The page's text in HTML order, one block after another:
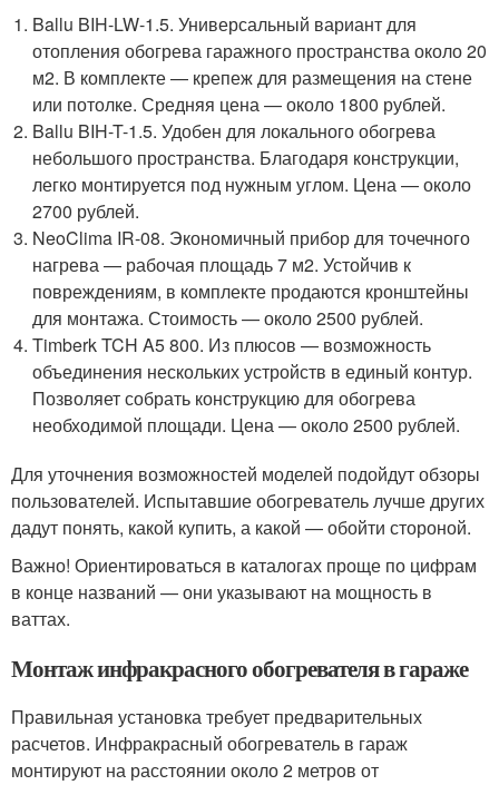
Ballu BIH-LW-1.5. Универсальный вариант для
отопления обогрева гаражного пространства около 20
м2. В комплекте — крепеж для размещения на стене
или потолке. Средняя цена — около 1800 рублей.
Ballu BIH-T-1.5. Удобен для локального обогрева
небольшого пространства. Благодаря конструкции,
легко монтируется под нужным углом. Цена — около
2700 рублей.
NeoClima IR-08. Экономичный прибор для точечного
нагрева — рабочая площадь 7 м2. Устойчив к
повреждениям, в комплекте продаются кронштейны
для монтажа. Стоимость — около 2500 рублей.
Timberk TCH A5 800. Из плюсов — возможность
объединения нескольких устройств в единый контур.
Позволяет собрать конструкцию для обогрева
необходимой площади. Цена — около 2500 рублей.
Для уточнения возможностей моделей подойдут обзоры
пользователей. Испытавшие обогреватель лучше других
дадут понять, какой купить, а какой — обойти стороной.
Важно! Ориентироваться в каталогах проще по цифрам
в конце названий — они указывают на мощность в
ваттах.
Монтаж инфракрасного обогревателя в гараже
Правильная установка требует предварительных
расчетов. Инфракрасный обогреватель в гараж
монтируют на расстоянии около 2 метров от